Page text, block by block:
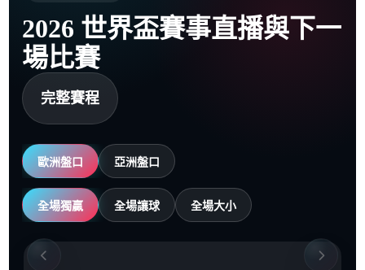
2026 世界盃賽事直播與下一
場比賽
完整賽程
歐洲盤口 亞洲盤口
全場獨贏 全場讓球 全場大小